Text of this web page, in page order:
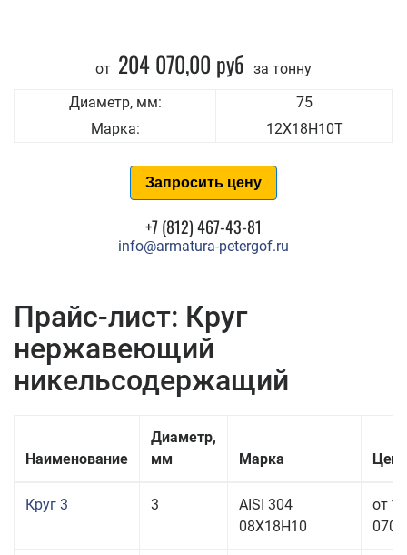
от 204 070,00 руб за тонну
Диаметр, мм:
75
Марка:
12Х18Н10Т
Запросить цену
+7 (812) 467-43-81
info@armatura-petergof.ru
Прайс-лист: Круг
нержавеющий
никельсодержащий
Наименование
Диаметр,
мм
Марка
Круг 3 3
AISI 304
08Х18Н10
от